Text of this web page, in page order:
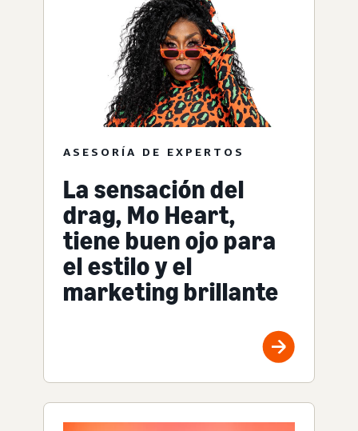
ASESORÍA DE EXPERTOS
La sensación del
drag, Mo Heart,
tiene buen ojo para
el estilo y el
marketing brillante